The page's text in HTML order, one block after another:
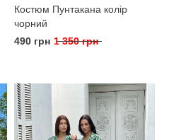
Костюм Пунтакана колір
чорний
490 грн 1 350 грн